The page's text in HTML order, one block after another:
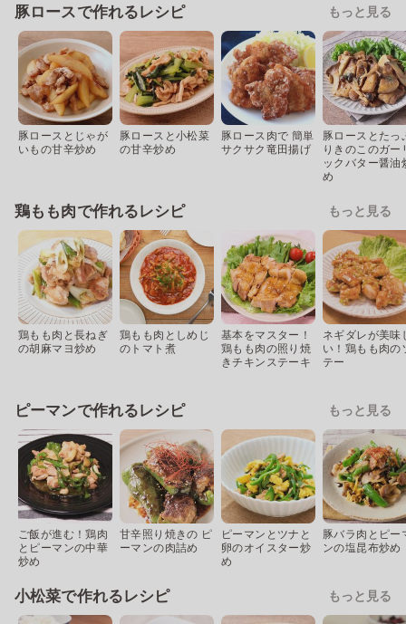
豚ロースで作れるレシピ もっと見る
豚ロースとじゃが
いもの甘辛炒め
豚ロースと小松菜
の甘辛炒め
豚ロース肉で 簡単
サクサク竜田揚げ
豚ロースとたっ
りきのこのガー
ックバター醤油
め
鶏もも肉で作れるレシピ もっと見る
鶏もも肉と長ねぎ
の胡麻マヨ炒め
鶏もも肉としめじ
のトマト煮
基本をマスター！
鶏もも肉の照り焼
きチキンステーキ
ネギダレが美味
い！鶏もも肉の
テー
ピーマンで作れるレシピ もっと見る
ご飯が進む！鶏肉
とピーマンの中華
炒め
甘辛照り焼きの ピ
ーマンの肉詰め
ピーマンとツナと
卵のオイスター炒
め
豚バラ肉とピー
ンの塩昆布炒め
小松菜で作れるレシピ もっと見る